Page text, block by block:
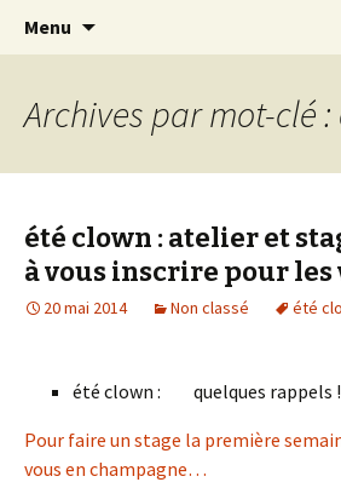
clowndesource
clown Ateliers stages Paris
Menu
Archives par mot-clé
été clown : atelier et
à vous inscrire pour les
20 mai 2014 Non classé été
été clown : quelques rappels !
Pour faire un stage la première
vous en champagne…